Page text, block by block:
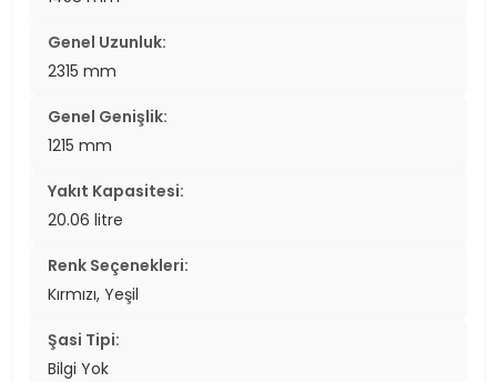
Genel Uzunluk:
2315 mm
Genel Genişlik:
1215 mm
Yakıt Kapasitesi:
20.06 litre
Renk Seçenekleri:
Kırmızı, Yeşil
Şasi Tipi:
Bilgi Yok